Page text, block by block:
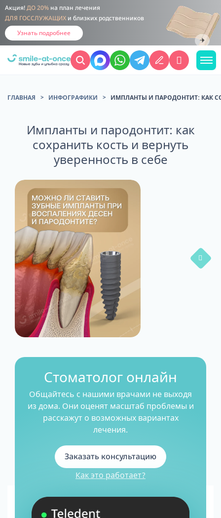
Акция! ДО 20% на план лечения
ДЛЯ ГОССЛУЖАЩИХ и близких родственников
Узнать подробнее
ГЛАВНАЯ ИНФОГРАФИКИ ИМПЛАНТЫ И ПАРОДОНТИТ: КАК
Импланты и пародонтит: как
сохранить кость и вернуть
уверенность в себе
Стоматолог онлайн
Общайтесь с нашими врачами не выходя
из дома. Они оценят масштаб проблемы и
расскажут о возможных вариантах
лечения.
Заказать консультацию
Как это работает?